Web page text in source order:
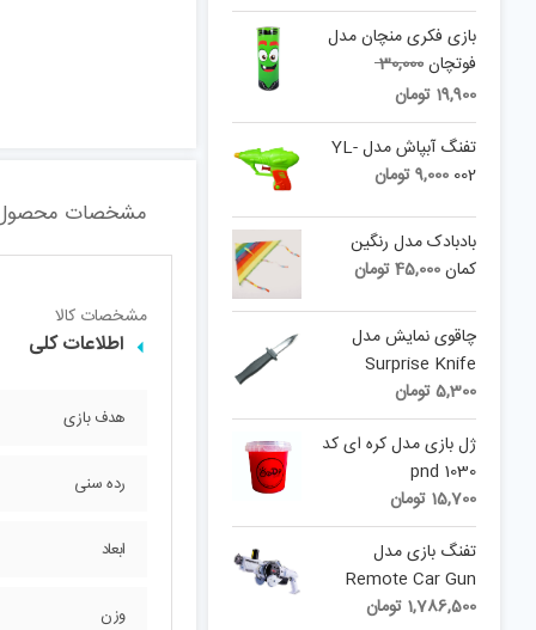
مشخصات
مشخصات کالا
اطلاعات کلی
هدف بازی
رده سنی
ابعاد
وزن
بازی فکری منچان مدل
فوتچان30,000
Original
was:
30,000 تومان.
19,900 تومان
price
is:
19,900 تومان.
تفنگ آبپاش مدل YL-
002
9,000تومان
بادبادک مدل رنگین
کمان45,000تومان
چاقوی نمایش مدل
Surprise Knife
5,300تومان
ژل بازی مدل کره ای کد
pnd 1030
15,700 تومان
تفنگ بازی مدل
Remote Car Gun
1,786,500 تومان